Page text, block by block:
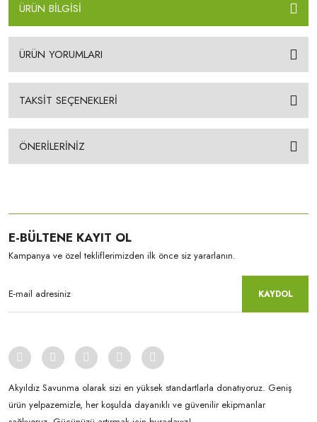
ÜRÜN BİLGİSİ
ÜRÜN YORUMLARI
TAKSİT SEÇENEKLERİ
ÖNERİLERİNİZ
E-BÜLTENE KAYIT OL
Kampanya ve özel tekliflerimizden ilk önce siz yararlanın.
KAYDOL
Akyıldız Savunma olarak sizi en yüksek standartlarla donatıyoruz. Geniş
ürün yelpazemizle, her koşulda dayanıklı ve güvenilir ekipmanlar